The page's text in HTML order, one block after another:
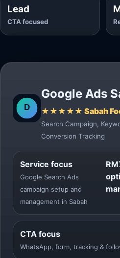
Lead
CTA focused
Google Ads
★★★★★ Sabah
Search Campaign,
Conversion Tracking
Service focus
Google Search Ads
campaign setup and
management in Sabah
CTA focus
WhatsApp, form, tracking &